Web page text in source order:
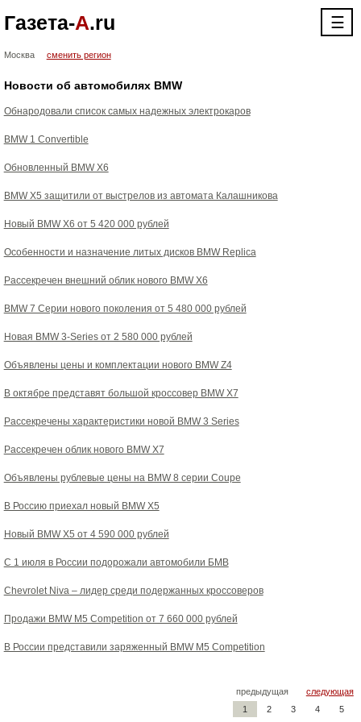
Газета-А.ru ☰
Москва сменить регион
Новости об автомобилях BMW
Обнародовали список самых надежных электрокаров
BMW 1 Convertible
Обновленный BMW X6
BMW X5 защитили от выстрелов из автомата Калашникова
Новый BMW X6 от 5 420 000 рублей
Особенности и назначение литых дисков BMW Replica
Рассекречен внешний облик нового BMW X6
BMW 7 Серии нового поколения от 5 480 000 рублей
Новая BMW 3-Series от 2 580 000 рублей
Объявлены цены и комплектации нового BMW Z4
В октябре представят большой кроссовер BMW X7
Рассекречены характеристики новой BMW 3 Series
Рассекречен облик нового BMW X7
Объявлены рублевые цены на BMW 8 серии Coupe
В Россию приехал новый BMW X5
Новый BMW X5 от 4 590 000 рублей
С 1 июля в России подорожали автомобили БМВ
Chevrolet Niva – лидер среди подержанных кроссоверов
Продажи BMW M5 Competition от 7 660 000 рублей
В России представили заряженный BMW M5 Competition
предыдущая
следующая
1
2 3 4 5